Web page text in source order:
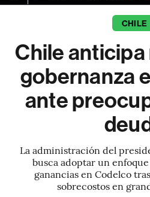
CHILE
Chile
gobernanza
ante
La administración del
busca adoptar un
ganancias en Codelco
sobrecostos en